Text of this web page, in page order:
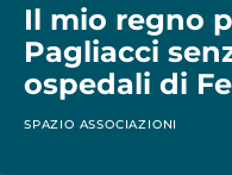
Il mio regno
Pagliacci
ospedali di
SPAZIO ASSOCIAZIONI